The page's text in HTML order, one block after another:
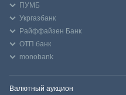
ПУМБ
Укргазбанк
Райффайзен Банк
ОТП банк
monobank
Валютный аукцион